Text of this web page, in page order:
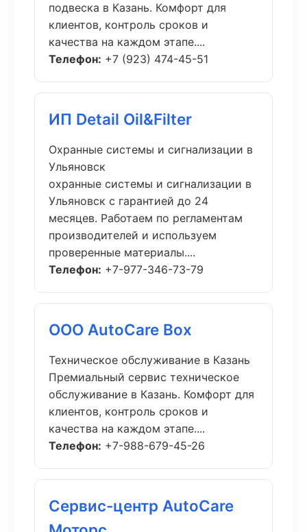
подвеска в Казань. Комфорт для
клиентов, контроль сроков и
качества на каждом этапе....
Телефон: +7 (923) 474-45-51
ИП Detail Oil&Filter
Охранные системы и сигнализации в
Ульяновск
охранные системы и сигнализации в
Ульяновск с гарантией до 24
месяцев. Работаем по регламентам
производителей и используем
проверенные материалы....
Телефон: +7-977-346-73-79
ООО AutoCare Box
Техническое обслуживание в Казань
Премиальный сервис техническое
обслуживание в Казань. Комфорт для
клиентов, контроль сроков и
качества на каждом этапе....
Телефон: +7-988-679-45-26
Сервис-центр AutoCare